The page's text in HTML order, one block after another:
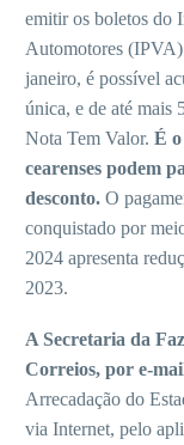
emitir os boletos do
Automotores (IPVA)
janeiro, é possível
única, e de até mais
Nota Tem Valor. É
cearenses podem
desconto. O
conquistado por
2024 apresenta
2023.
A Secretaria da
Correios, por e-
Arrecadação do
via Internet, pelo